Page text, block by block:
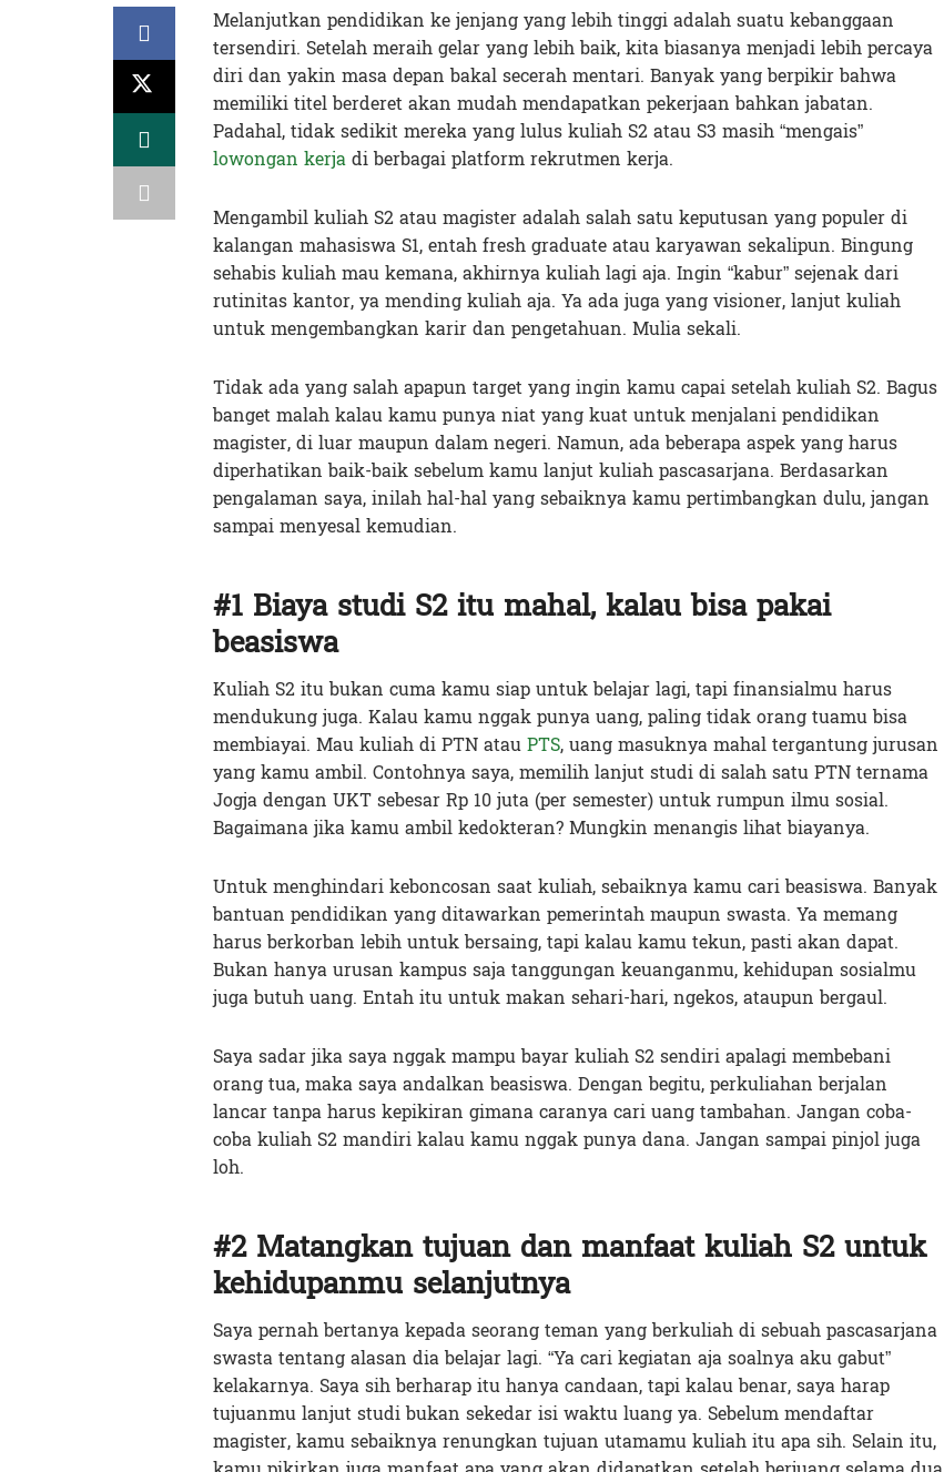
Melanjutkan pendidikan ke jenjang yang lebih tinggi adalah suatu kebanggaan
tersendiri. Setelah meraih gelar yang lebih baik, kita biasanya menjadi lebih percaya
diri dan yakin masa depan bakal secerah mentari. Banyak yang berpikir bahwa
memiliki titel berderet akan mudah mendapatkan pekerjaan bahkan jabatan.
Padahal, tidak sedikit mereka yang lulus kuliah S2 atau S3 masih “mengais”
lowongan kerjadi berbagai platform rekrutmen kerja.
Mengambil kuliah S2 atau magister adalah salah satu keputusan yang populer di
kalangan mahasiswa S1, entah fresh graduate atau karyawan sekalipun. Bingung
sehabis kuliah mau kemana, akhirnya kuliah lagi aja. Ingin “kabur” sejenak dari
rutinitas kantor, ya mending kuliah aja. Ya ada juga yang visioner, lanjut kuliah
untuk mengembangkan karir dan pengetahuan. Mulia sekali.
Tidak ada yang salah apapun target yang ingin kamu capai setelah kuliah S2. Bagus
banget malah kalau kamu punya niat yang kuat untuk menjalani pendidikan
magister, di luar maupun dalam negeri. Namun, ada beberapa aspek yang harus
diperhatikan baik-baik sebelum kamu lanjut kuliah pascasarjana. Berdasarkan
pengalaman saya, inilah hal-hal yang sebaiknya kamu pertimbangkan dulu, jangan
sampai menyesal kemudian.
#1 Biaya studi S2 itu mahal, kalau bisa pakai
beasiswa
Kuliah S2 itu bukan cuma kamu siap untuk belajar lagi, tapi finansialmu harus
mendukung juga. Kalau kamu nggak punya uang, paling tidak orang tuamu bisa
membiayai. Mau kuliah di PTN atauPTS, uang masuknya mahal tergantung jurusan
yang kamu ambil. Contohnya saya, memilih lanjut studi di salah satu PTN ternama
Jogja dengan UKT sebesar Rp 10 juta (per semester) untuk rumpun ilmu sosial.
Bagaimana jika kamu ambil kedokteran? Mungkin menangis lihat biayanya.
Untuk menghindari keboncosan saat kuliah, sebaiknya kamu cari beasiswa. Banyak
bantuan pendidikan yang ditawarkan pemerintah maupun swasta. Ya memang
harus berkorban lebih untuk bersaing, tapi kalau kamu tekun, pasti akan dapat.
Bukan hanya urusan kampus saja tanggungan keuanganmu, kehidupan sosialmu
juga butuh uang. Entah itu untuk makan sehari-hari, ngekos, ataupun bergaul.
Saya sadar jika saya nggak mampu bayar kuliah S2 sendiri apalagi membebani
orang tua, maka saya andalkan beasiswa. Dengan begitu, perkuliahan berjalan
lancar tanpa harus kepikiran gimana caranya cari uang tambahan. Jangan coba-
coba kuliah S2 mandiri kalau kamu nggak punya dana. Jangan sampai pinjol juga
loh.
#2 Matangkan tujuan dan manfaat kuliah S2 untuk
kehidupanmu selanjutnya
Saya pernah bertanya kepada seorang teman yang berkuliah di sebuah pascasarjana
swasta tentang alasan dia belajar lagi. “Ya cari kegiatan aja soalnya aku gabut”
kelakarnya. Saya sih berharap itu hanya candaan, tapi kalau benar, saya harap
tujuanmu lanjut studi bukan sekedar isi waktu luang ya. Sebelum mendaftar
magister, kamu sebaiknya renungkan tujuan utamamu kuliah itu apa sih. Selain itu,